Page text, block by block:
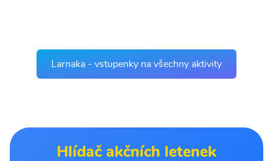
Larnaka - vstupenky na všechny aktivity
Hlídač akčních letenek